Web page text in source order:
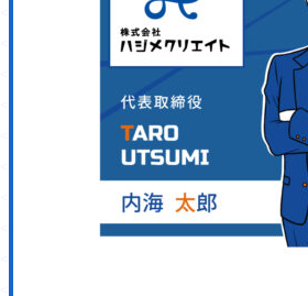
<link rel='stylesheet' id='sb-type-think-css'
<link rel='stylesheet' id='sb-no-br-css'
<link rel='stylesheet' id='ppress-frontend-
<link rel='stylesheet' id='ppress-flatpickr-
<link rel='stylesheet' id='ppress-select2-
<link rel='stylesheet' id='slickcss-css'
<link rel='stylesheet' id='slicktheme-css'
<link rel='stylesheet' id='valEngine-css'